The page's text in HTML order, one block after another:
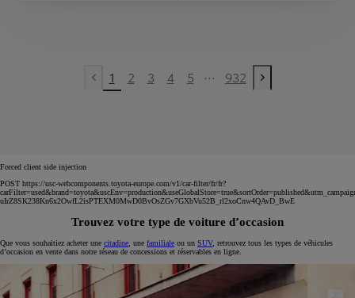
Previous page
1 2 3 4 5 ... 932
Next page
Forced client side injection
POST https://usc-webcomponents.toyota-europe.com/v1/car-filter/fr/fr?
uIrZ8SK238Kn6x2OwfL2isPTEXM0MwD0BvOsZGv7GXbVu52B_rl2xoCnw4QAvD_BwE
Trouvez votre type de voiture d’occasion
Que vous souhaitiez acheter une citadine , une familiale ou un SUV, retrouvez tous les types de véhicules
d’occasion en vente dans notre réseau de concessions et réservables en ligne.